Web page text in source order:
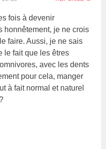
fois à devenir
honnêtement, je ne crois
faire. Aussi, je ne sais
le fait que les êtres
avec les dents
pour cela, manger
à fait normal et naturel